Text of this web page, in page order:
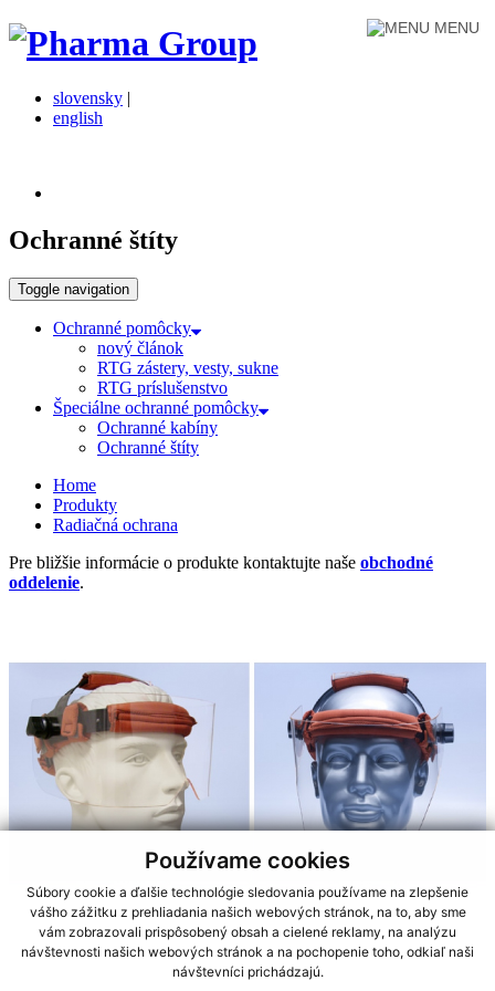
Používame cookies
Súbory cookie a ďalšie technológie sledovania používame na zlepšenie
vášho zážitku z prehliadania našich webových stránok, na to, aby sme
vám zobrazovali prispôsobený obsah a cielené reklamy, na analýzu
návštevnosti našich webových stránok a na pochopenie toho, odkiaľ naši
návštevníci prichádzajú.
MENU
slovensky |
english
Ochranné štíty
Toggle navigation
Ochranné pomôcky
nový článok
RTG zástery, vesty, sukne
RTG príslušenstvo
Špeciálne ochranné pomôcky
Ochranné kabíny
Ochranné štíty
Home
Produkty
Radiačná ochrana
Pre bližšie informácie o produkte kontaktujte naše obchodné
oddelenie.